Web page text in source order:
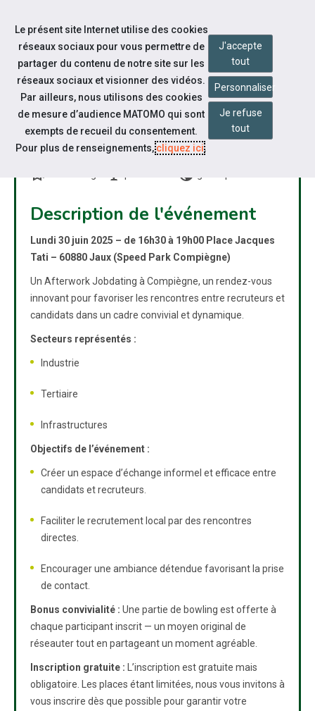
Aller au contenu
AFTERWORK JOBDATING –
COMPIÈGNE
bookmarks nest_cam_indoor public
Description de l'événement
Lundi 30 juin 2025 – de 16h30 à 19h00 Place Jacques
Tati – 60880 Jaux (Speed Park Compiègne)
Un Afterwork Jobdating à Compiègne, un rendez-vous
innovant pour favoriser les rencontres entre recruteurs et
candidats dans un cadre convivial et dynamique.
Secteurs représentés :
Industrie
Tertiaire
Infrastructures
Objectifs de l’événement :
Créer un espace d’échange informel et efficace entre
candidats et recruteurs.
Faciliter le recrutement local par des rencontres
directes.
Encourager une ambiance détendue favorisant la prise
de contact.
Bonus convivialité : Une partie de bowling est offerte à
chaque participant inscrit — un moyen original de
réseauter tout en partageant un moment agréable.
Inscription gratuite : L’inscription est gratuite mais
obligatoire. Les places étant limitées, nous vous invitons à
vous inscrire dès que possible pour garantir votre
Le présent site Internet utilise des cookies
réseaux sociaux pour vous permettre de
partager du contenu de notre site sur les
réseaux sociaux et visionner des vidéos.
Par ailleurs, nous utilisons des cookies
de mesure d’audience MATOMO qui sont
exempts de recueil du consentement.
Pour plus de renseignements,cliquez ici.
J'accepte
tout
Personnaliser
Je refuse
tout